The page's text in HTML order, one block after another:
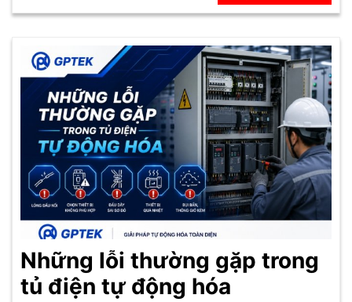
Những lỗi thường gặp trong
tủ điện tự động hóa